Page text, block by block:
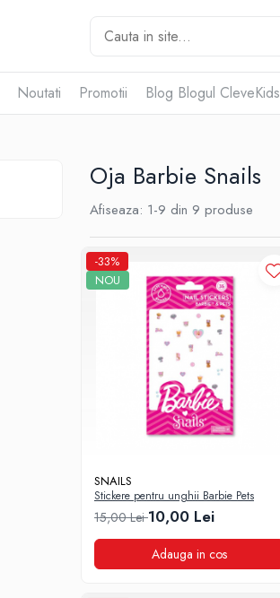
Noutati Promotii Blog Blogul CleveKids
Oja Barbie Snails
Afiseaza: 1-9 din 9 produse
-33%
NOU
SNAILS
Stickere pentru unghii Barbie Pets
15,00 Lei10,00 Lei
Adauga in cos